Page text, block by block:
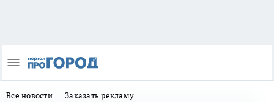
Все новости Заказать рекламу